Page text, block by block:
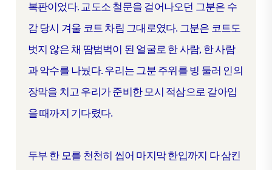
복판이었다. 교도소 철문을 걸어나오던 그분은 수
감 당시 겨울 코트 차림 그대로였다. 그분은 코트도
벗지 않은 채 땀범벅이 된 얼굴로 한 사람, 한 사람
과 악수를 나눴다. 우리는 그분 주위를 빙 둘러 인의
장막을 치고 우리가 준비한 모시 적삼으로 갈아입
을 때까지 기다렸다.
두부 한 모를 천천히 씹어 마지막 한입까지 다 삼킨